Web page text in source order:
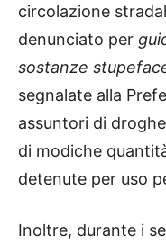
circolazione
denunciato per
sostanze
segnalate alla
assuntori di
di modiche
detenute per uso
Inoltre, durante i